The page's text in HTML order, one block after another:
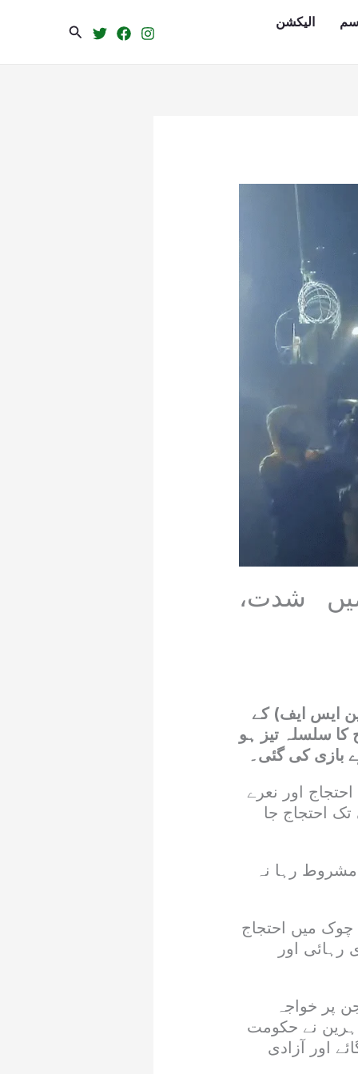
الیکشن Search
شدت،
ایس ایف) کے
کا سلسلہ تیز ہو
بازی کی گئی۔
اور نعرے
احتجاج جا
مشروط رہا نہ
چوک میں احتجاج
اور
پر خواجہ
نے حکومت
اور آزادی